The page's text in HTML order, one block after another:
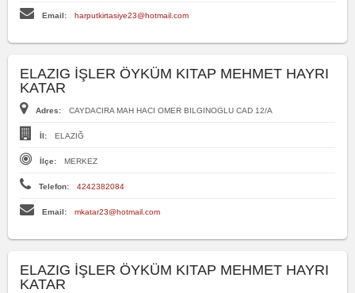
Email: harputkirtasiye23@hotmail.com
ELAZIG İŞLER ÖYKÜM KITAP MEHMET HAYRI
KATAR
Adres: CAYDACIRA MAH HACI OMER BILGINOGLU CAD 12/A
İl: ELAZIĞ
İlçe: MERKEZ
Telefon: 4242382084
Email: mkatar23@hotmail.com
ELAZIG İŞLER ÖYKÜM KITAP MEHMET HAYRI
KATAR